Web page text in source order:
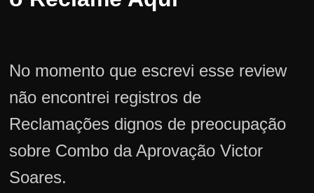
No momento que escrevi esse review
não encontrei registros de
Reclamações dignos de preocupação
sobre Combo da Aprovação Victor
Soares.